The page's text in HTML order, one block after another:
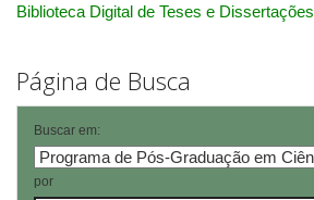
Biblioteca Digital de Teses e Dissertações
Página de Busca
Buscar em:
por